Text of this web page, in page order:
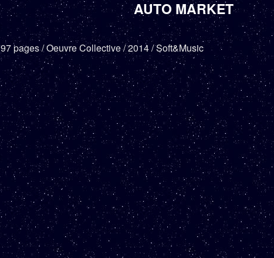
AUTO MARKET
97 pages / Oeuvre Collective / 2014 / Soft&Music